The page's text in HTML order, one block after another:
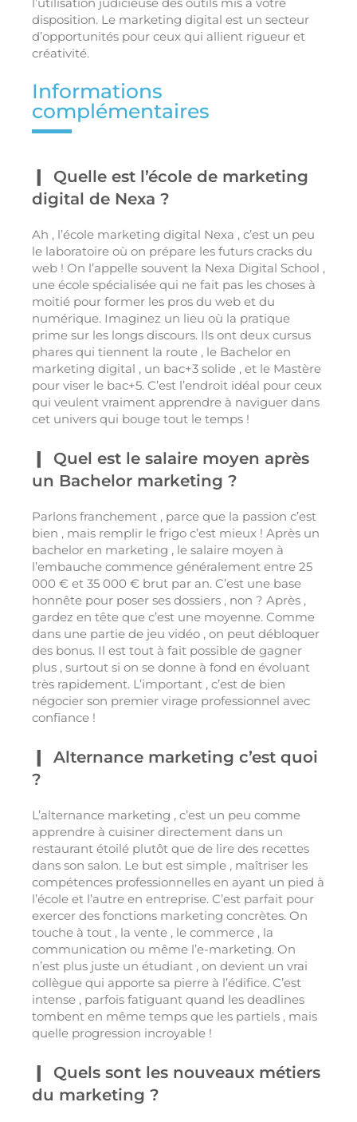
disposition. Le marketing digital est un secteur
d’opportunités pour ceux qui allient rigueur et
créativité.
Informations
complémentaires
Quelle est l’école de marketing
digital de Nexa ?
Ah , l’école marketing digital Nexa , c’est un peu
le laboratoire où on prépare les futurs cracks du
web ! On l’appelle souvent la Nexa Digital School ,
une école spécialisée qui ne fait pas les choses à
moitié pour former les pros du web et du
numérique. Imaginez un lieu où la pratique
prime sur les longs discours. Ils ont deux cursus
phares qui tiennent la route , le Bachelor en
marketing digital , un bac+3 solide , et le Mastère
pour viser le bac+5. C’est l’endroit idéal pour ceux
qui veulent vraiment apprendre à naviguer dans
cet univers qui bouge tout le temps !
Quel est le salaire moyen après
un Bachelor marketing ?
Parlons franchement , parce que la passion c’est
bien , mais remplir le frigo c’est mieux ! Après un
bachelor en marketing , le salaire moyen à
l’embauche commence généralement entre 25
000 € et 35 000 € brut par an. C’est une base
honnête pour poser ses dossiers , non ? Après ,
gardez en tête que c’est une moyenne. Comme
dans une partie de jeu vidéo , on peut débloquer
des bonus. Il est tout à fait possible de gagner
plus , surtout si on se donne à fond en évoluant
très rapidement. L’important , c’est de bien
négocier son premier virage professionnel avec
confiance !
Alternance marketing c’est quoi
?
L’alternance marketing , c’est un peu comme
apprendre à cuisiner directement dans un
restaurant étoilé plutôt que de lire des recettes
dans son salon. Le but est simple , maîtriser les
compétences professionnelles en ayant un pied à
l’école et l’autre en entreprise. C’est parfait pour
exercer des fonctions marketing concrètes. On
touche à tout , la vente , le commerce , la
communication ou même l’e-marketing. On
n’est plus juste un étudiant , on devient un vrai
collègue qui apporte sa pierre à l’édifice. C’est
intense , parfois fatiguant quand les deadlines
tombent en même temps que les partiels , mais
quelle progression incroyable !
Quels sont les nouveaux métiers
du marketing ?